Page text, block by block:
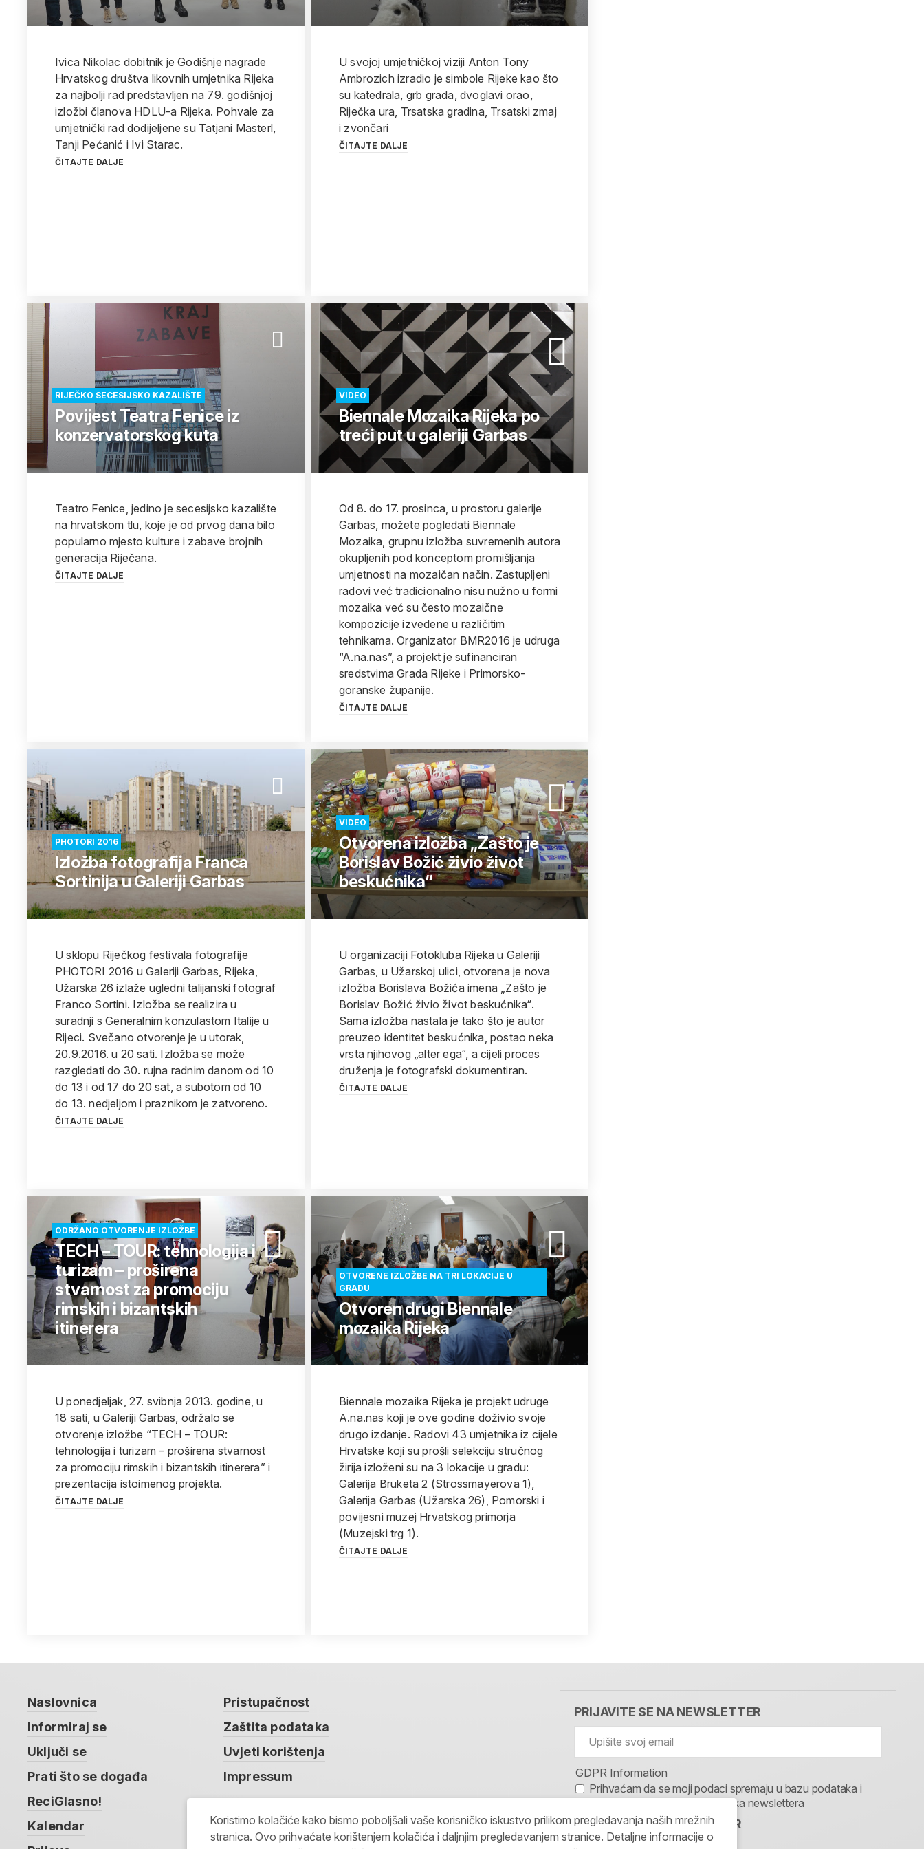
Ivica Nikolac dobitnik je Godišnje nagrade
Hrvatskog društva likovnih umjetnika Rijeka
za najbolji rad predstavljen na 79. godišnjoj
izložbi članova HDLU-a Rijeka. Pohvale za
umjetnički rad dodijeljene su Tatjani Masterl,
Tanji Pećanić i Ivi Starac.
ČITAJTE DALJE
U svojoj umjetničkoj viziji Anton Tony
Ambrozich izradio je simbole Rijeke kao što
su katedrala, grb grada, dvoglavi orao,
Riječka ura, Trsatska gradina, Trsatski zmaj
i zvončari
ČITAJTE DALJE
RIJEČKO SECESIJSKO KAZALIŠTE
Povijest Teatra Fenice iz
konzervatorskog kuta
Teatro Fenice, jedino je secesijsko kazalište
na hrvatskom tlu, koje je od prvog dana bilo
popularno mjesto kulture i zabave brojnih
generacija Riječana.
ČITAJTE DALJE
VIDEO
Biennale Mozaika Rijeka po
treći put u galeriji Garbas
Od 8. do 17. prosinca, u prostoru galerije
Garbas, možete pogledati Biennale
Mozaika, grupnu izložba suvremenih autora
okupljenih pod konceptom promišljanja
umjetnosti na mozaičan način. Zastupljeni
radovi već tradicionalno nisu nužno u formi
mozaika već su često mozaične
kompozicije izvedene u različitim
tehnikama. Organizator BMR2016 je udruga
“A.na.nas”, a projekt je sufinanciran
sredstvima Grada Rijeke i Primorsko-
goranske županije.
ČITAJTE DALJE
PHOTORI 2016
Izložba fotografija Franca
Sortinija u Galeriji Garbas
U sklopu Riječkog festivala fotografije
PHOTORI 2016 u Galeriji Garbas, Rijeka,
Užarska 26 izlaže ugledni talijanski fotograf
Franco Sortini. Izložba se realizira u
suradnji s Generalnim konzulastom Italije u
Rijeci. Svečano otvorenje je u utorak,
20.9.2016. u 20 sati. Izložba se može
razgledati do 30. rujna radnim danom od 10
do 13 i od 17 do 20 sat, a subotom od 10
do 13. nedjeljom i praznikom je zatvoreno.
ČITAJTE DALJE
VIDEO
Otvorena izložba „Zašto je
Borislav Božić živio život
beskućnika“
U organizaciji Fotokluba Rijeka u Galeriji
Garbas, u Užarskoj ulici, otvorena je nova
izložba Borislava Božića imena „Zašto je
Borislav Božić živio život beskućnika“.
Sama izložba nastala je tako što je autor
preuzeo identitet beskućnika, postao neka
vrsta njihovog „alter ega“, a cijeli proces
druženja je fotografski dokumentiran.
ČITAJTE DALJE
ODRŽANO OTVORENJE IZLOŽBE
TECH – TOUR: tehnologija i
turizam – proširena
stvarnost za promociju
rimskih i bizantskih
itinerera
U ponedjeljak, 27. svibnja 2013. godine, u
18 sati, u Galeriji Garbas, održalo se
otvorenje izložbe “TECH – TOUR:
tehnologija i turizam – proširena stvarnost
za promociju rimskih i bizantskih itinerera” i
prezentacija istoimenog projekta.
ČITAJTE DALJE
OTVORENE IZLOŽBE NA TRI LOKACIJE U
GRADU
Otvoren drugi Biennale
mozaika Rijeka
Biennale mozaika Rijeka je projekt udruge
A.na.nas koji je ove godine doživio svoje
drugo izdanje. Radovi 43 umjetnika iz cijele
Hrvatske koji su prošli selekciju stručnog
žirija izloženi su na 3 lokacije u gradu:
Galerija Bruketa 2 (Strossmayerova 1),
Galerija Garbas (Užarska 26), Pomorski i
povijesni muzej Hrvatskog primorja
(Muzejski trg 1).
ČITAJTE DALJE
Naslovnica
Informiraj se
Uključi se
Prati što se događa
ReciGlasno!
Kalendar
Pristupačnost
Zaštita podataka
Uvjeti korištenja
Impressum
PRIJAVITE SE NA NEWSLETTER
GDPR Information
Prihvaćam da se moji podaci spremaju u bazu podataka i
koriste u svrhu slanja MojaRijeka newslettera
MOJARIJEKA NEWSLETTER
PRIJAVI SE
Koristimo kolačiće kako bismo poboljšali vaše korisničko iskustvo prilikom pregledavanja naših mrežnih
stranica. Ovo prihvaćate korištenjem kolačića i daljnjim pregledavanjem stranice. Detaljne informacije o